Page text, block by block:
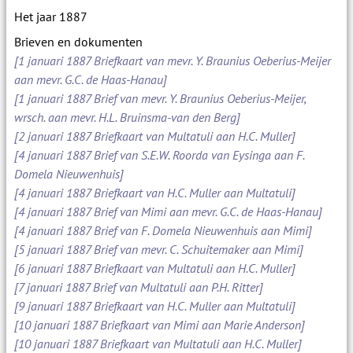
Het jaar 1887
Brieven en dokumenten
[1 januari 1887 Briefkaart van mevr. Y. Braunius Oeberius-Meijer
aan mevr. G.C. de Haas-Hanau]
[1 januari 1887 Brief van mevr. Y. Braunius Oeberius-Meijer,
wrsch. aan mevr. H.L. Bruinsma-van den Berg]
[2 januari 1887 Briefkaart van Multatuli aan H.C. Muller]
[4 januari 1887 Brief van S.E.W. Roorda van Eysinga aan F.
Domela Nieuwenhuis]
[4 januari 1887 Briefkaart van H.C. Muller aan Multatuli]
[4 januari 1887 Brief van Mimi aan mevr. G.C. de Haas-Hanau]
[4 januari 1887 Brief van F. Domela Nieuwenhuis aan Mimi]
[5 januari 1887 Brief van mevr. C. Schuitemaker aan Mimi]
[6 januari 1887 Briefkaart van Multatuli aan H.C. Muller]
[7 januari 1887 Brief van Multatuli aan P.H. Ritter]
[9 januari 1887 Briefkaart van H.C. Muller aan Multatuli]
[10 januari 1887 Briefkaart van Mimi aan Marie Anderson]
[10 januari 1887 Briefkaart van Multatuli aan H.C. Muller]